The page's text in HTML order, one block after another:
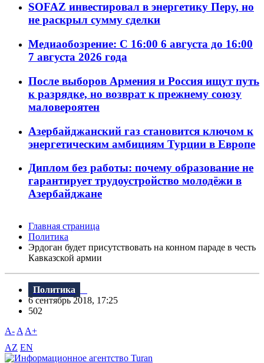
SOFAZ инвестировал в энергетику Перу, но
не раскрыл сумму сделки
Медиаобозрение: С 16:00 6 августа до 16:00
7 августа 2026 года
После выборов Армения и Россия ищут путь
к разрядке, но возврат к прежнему союзу
маловероятен
Азербайджанский газ становится ключом к
энергетическим амбициям Турции в Европе
Диплом без работы: почему образование не
гарантирует трудоустройство молодёжи в
Азербайджане
Главная страница
Политика
Эрдоган будет присутствовать на конном параде в честь
Кавказской армии
Политика
6 сентябрь 2018, 17:25
502
A- A A+
AZ EN